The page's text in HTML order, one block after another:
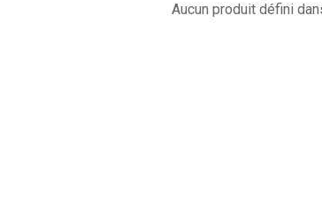
Aucun produit défini